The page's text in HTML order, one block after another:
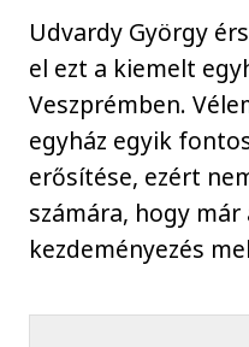
Udvardy György
el ezt a kiemelt
Veszprémben.
egyház egyik
erősítése, ezért
számára, hogy már
kezdeményezés